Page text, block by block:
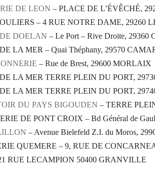
DE LEON – PLACE DE L’ÉVÊCHÉ,
– 4 RUE NOTRE DAME, 29260
DOELAN – Le Port – Rive Droite,
LA MER – Quai Théphany, 29570
– Rue de Brest, 29600 MORLAIX
LA MER TERRE PLEIN DU PORT,
LA MER TERRE PLEIN DU PORT,
DU PAYS BIGOUDEN – TERRE
DE PONT CROIX – Bd Général de
– Avenue Bielefeld Z.I. du Moros,
QUEMERE – 9, RUE DE
RUE LECAMPION 50400 GRANVILLE